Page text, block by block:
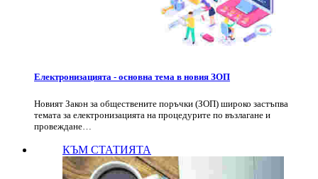
Електронизацията - основна тема в новия ЗОП
Новият Закон за обществените поръчки (ЗОП) широко застъпва
темата за електронизацията на процедурите по възлагане и
провеждане…
КЪМ СТАТИЯТА